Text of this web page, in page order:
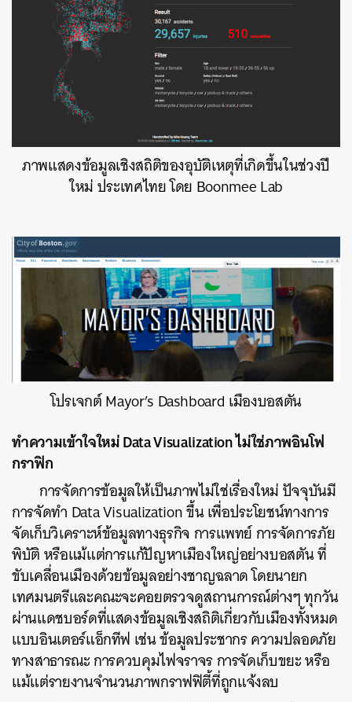
ภาพแสดงข้อมูลเชิงสถิติของอุบัติเหตุที่เกิดขึ้นในช่วงปี
ใหม่ ประเทศไทย โดย Boonmee Lab
โปรเจกต์ Mayor’s Dashboard เมืองบอสตัน
ทำความเข้าใจใหม่ Data Visualization ไม่ใช่ภาพอินโฟ
กราฟิก
การจัดการข้อมูลให้เป็นภาพไม่ใช่เรื่องใหม่ ปัจจุบันมี
การจัดทำ Data Visualization ขึ้น เพื่อประโยชน์ทางการ
จัดเก็บวิเคราะห์ข้อมูลทางธุรกิจ การแพทย์ การจัดการภัย
พิบัติ หรือแม้แต่การแก้ปัญหาเมืองใหญ่อย่างบอสตัน ที่
ขับเคลื่อนเมืองด้วยข้อมูลอย่างชาญฉลาด โดยนายก
เทศมนตรีและคณะจะคอยตรวจดูสถานการณ์ต่างๆ ทุกวัน
ผ่านแดชบอร์ดที่แสดงข้อมูลเชิงสถิติเกี่ยวกับเมืองทั้งหมด
แบบอินเตอร์แอ็กทีฟ เช่น ข้อมูลประชากร ความปลอดภัย
ทางสาธารณะ การควบคุมไฟจราจร การจัดเก็บขยะ หรือ
แม้แต่รายงานจำนวนภาพกราฟฟิตี้ที่ถูกแจ้งลบ